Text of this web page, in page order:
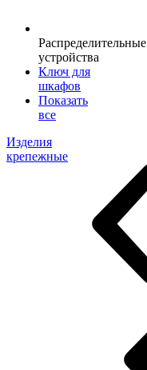
Распределительные
устройства
Ключ для
шкафов
Показать
все
Изделия
крепежные